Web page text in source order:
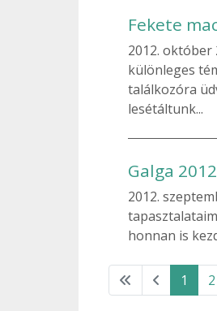
Fekete
2012. október
különleges
találkozóra
lesétáltunk...
Galga
2012.
honnan is
1 2